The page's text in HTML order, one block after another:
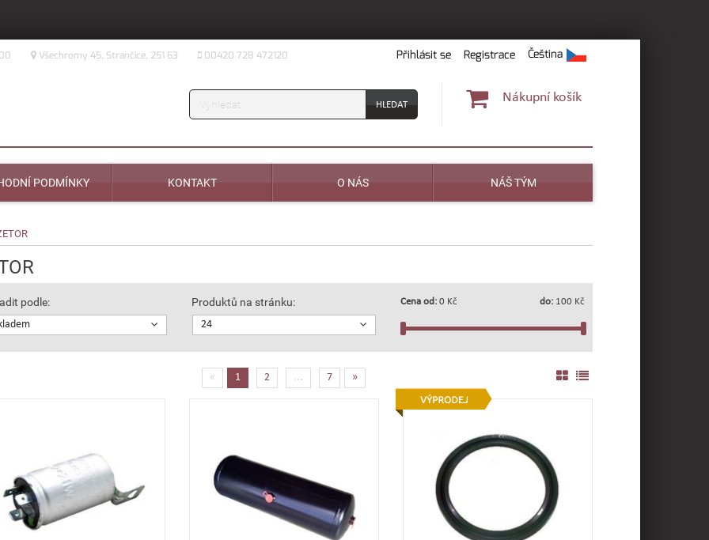
Všechromy 45, Strančice, 251 63 00420 728 472120 Přihlásit se Registrace Čeština
Vyhledávání
Nákupní košík
PODMÍNKY KONTAKT O NÁS NÁŠ TÝM
podle: Produktů na stránku:
24
Cena od: 0 Kč do: 100 Kč
« 1(current)
2 ... 7 »